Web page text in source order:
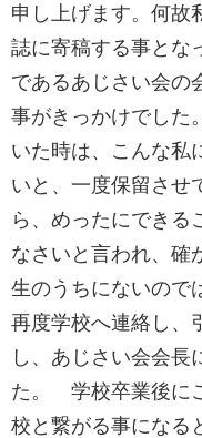
申し上げます。何故
誌に寄稿する事とな
であるあじさい会の
事がきっかけでした
いた時は、こんな私
いと、一度保留させ
ら、めったにできる
なさいと言われ、確
生のうちにないので
再度学校へ連絡し、
し、あじさい会会長
た。 学校卒業後に
校と繋がる事になる